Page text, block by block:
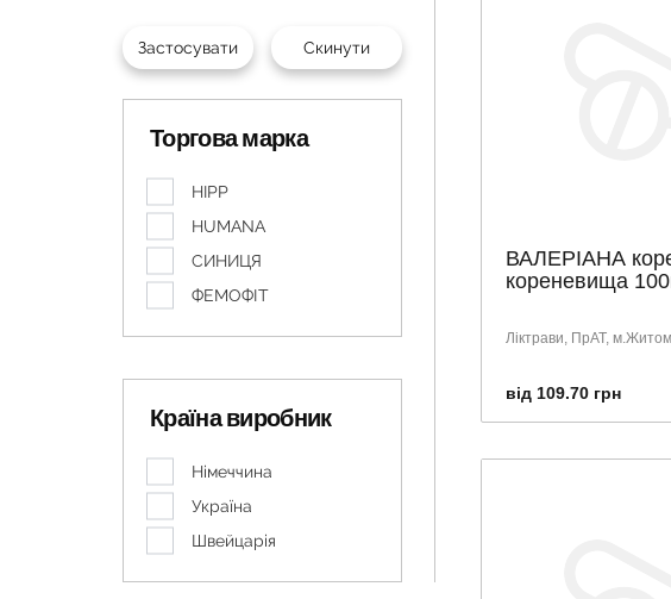
Торгова марка
HIPP
HUMANA
СИНИЦЯ
ФЕМОФІТ
Країна виробник
Німеччина
Україна
Швейцарія
ВАЛЕРІАНА
кореневища
Ліктрави, ПрАТ,
від 109.70 грн